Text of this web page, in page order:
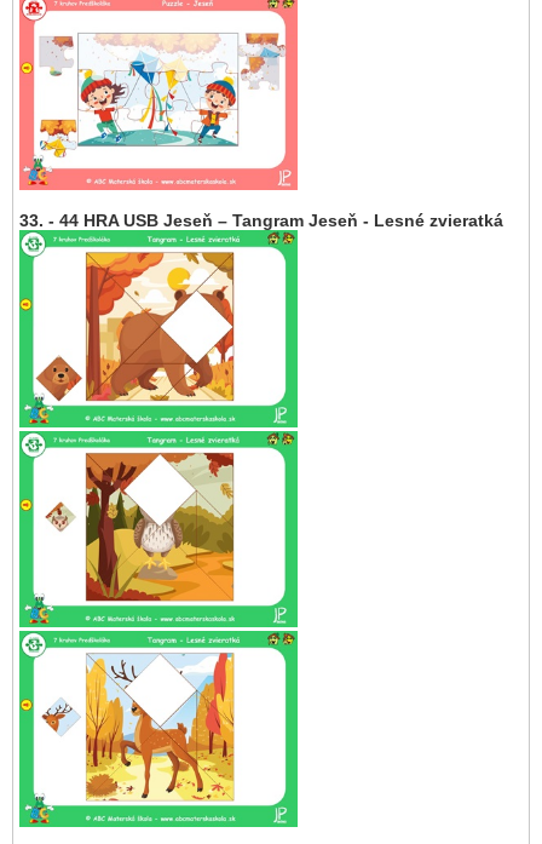
33. - 44 HRA USB Jeseň – Tangram Jeseň - Lesné zvieratká